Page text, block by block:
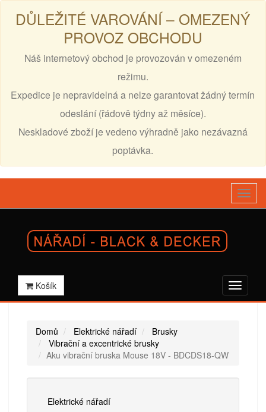
DŮLEŽITÉ VAROVÁNÍ – OMEZENÝ
PROVOZ OBCHODU
Náš internetový obchod je provozován v omezeném
režimu.
Expedice je nepravidelná a nelze garantovat žádný termín
odeslání (řádově týdny až měsíce).
Neskladové zboží je vedeno výhradně jako nezávazná
poptávka.
Košík
Domů Elektrické nářadí
Brusky
Vibrační a excentrické brusky
Aku vibrační bruska Mouse 18V - BDCDS18-QW
Elektrické nářadí